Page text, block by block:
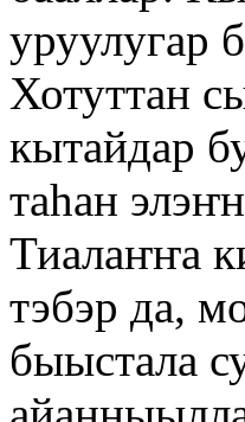
уруулугар
Хотуттан
кытайдар
таһан
Тиалаҥҥа
тэбэр да,
быыстала